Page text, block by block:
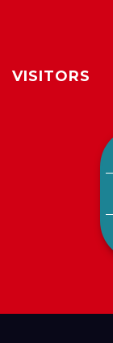
VISITORS